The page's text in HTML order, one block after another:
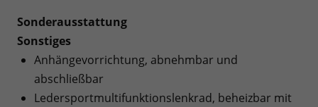
Sonderausstattung
Sonstiges
Anhängevorrichtung, abnehmbar und
abschließbar
Ledersportmultifunktionslenkrad, beheizbar mit